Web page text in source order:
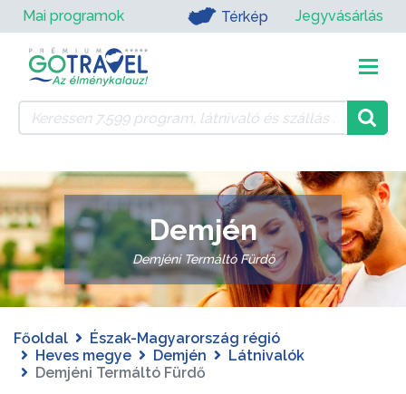
Mai programok Térkép Jegyvásárlás
Demjén
Demjéni Termáltó Fürdő
Főoldal
Észak-Magyarország régió
Heves megye
Demjén
Látnivalók
Demjéni Termáltó Fürdő